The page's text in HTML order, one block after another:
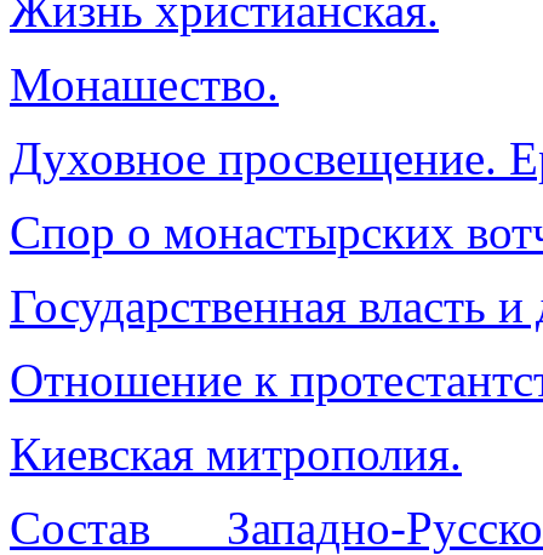
Монашество.
Духовное просвещение.
Спор о монастырских
Государственная власть
Отношение к
Киевская митрополия.
Состав Западно-